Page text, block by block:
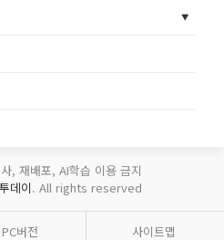
, 재배포, AI학습 이용 금지
데이. All rights reserved
PC버전 사이트맵